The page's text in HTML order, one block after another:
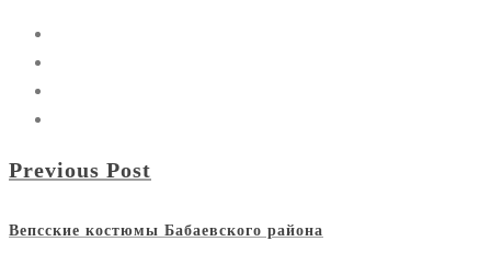
Previous Post
Вепсские костюмы Бабаевского района